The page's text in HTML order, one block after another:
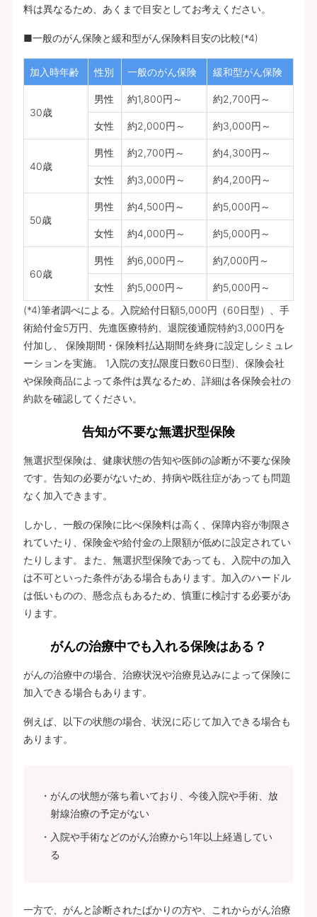
料は異なるため、あくまで目安としてお考えください。
■一般のがん保険と緩和型がん保険料目安の比較(*4)
加入時年齢 性別 一般のがん保険 緩和型がん保険
30歳
男性 約1,800円～ 約2,700円～
女性 約2,000円～ 約3,000円～
40歳
男性 約2,700円～ 約4,300円～
女性 約3,000円～ 約4,200円～
50歳
男性 約4,500円～ 約5,000円～
女性 約4,000円～ 約5,000円～
60歳
男性 約6,000円～ 約7,000円～
女性 約5,000円～
約5,000円～
(*4)筆者調べによる。入院給付日額5,000円（60日型）、手
術給付金5万円、先進医療特約、退院後通院特約3,000円を
付加し、 保険期間・保険料払込期間を終身に設定しシミュレ
ーションを実施。 1入院の支払限度日数60日型)、保険会社
や保険商品によって条件は異なるため、詳細は各保険会社の
約款を確認してください。
告知が不要な無選択型保険
無選択型保険は、健康状態の告知や医師の診断が不要な保険
です。告知の必要がないため、持病や既往症があっても問題
なく加入できます。
しかし、一般の保険に比べ保険料は高く、保障内容が制限さ
れていたり、保険金や給付金の上限額が低めに設定されてい
たりします。また、無選択型保険であっても、入院中の加入
は不可といった条件がある場合もあります。加入のハードル
は低いものの、懸念点もあるため、慎重に検討する必要があ
ります。
がんの治療中でも入れる保険はある？
がんの治療中の場合、治療状況や治療見込みによって保険に
加入できる場合もあります。
例えば、以下の状態の場合、状況に応じて加入できる場合も
あります。
がんの状態が落ち着いており、今後入院や手術、放
射線治療の予定がない
入院や手術などのがん治療から1年以上経過してい
る
一方で、がんと診断されたばかりの方や、これからがん治療